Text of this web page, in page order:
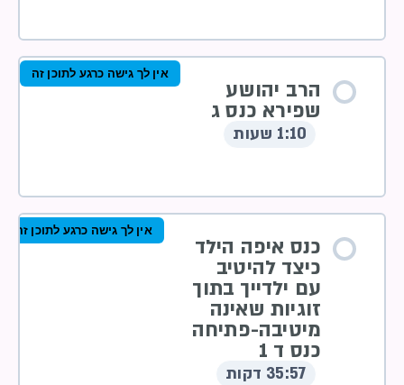
הרב יהושע
שפירא כנס ג
1:10 שעות
אין לך גישה כרגע לתוכן זה
כנס איפה הילד
כיצד להיטיב
עם ילדייך בתוך
זוגיות שאינה
מיטיבה-פתיחה
כנס ד 1
35:57 דקות
אין לך גישה כרגע לתוכן זה